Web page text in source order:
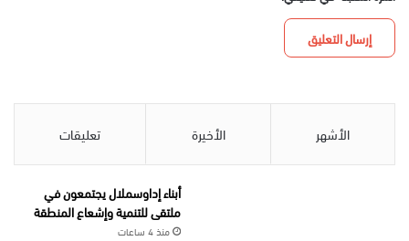
الأشهر الأخيرة تعليقات
أبناء إداوسملال يجتمعون في
ملتقى للتنمية وإشعاع المنطقة
منذ 4 ساعات